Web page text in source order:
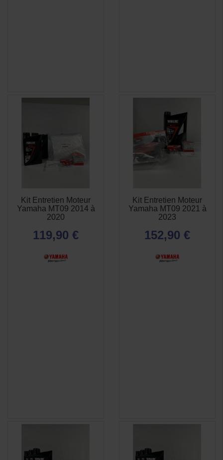
Kit Entretien Moteur
Yamaha MT09 2014 à
2020
119,90 €
Kit Entretien Moteur
Yamaha MT09 2021 à
2023
152,90 €
APERÇU
RAPIDE
APERÇU
RAPIDE